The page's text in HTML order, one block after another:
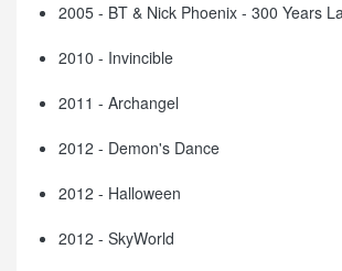
2005 - BT & Nick Phoenix - 300 Years
2010 - Invincible
2011 - Archangel
2012 - Demon's Dance
2012 - Halloween
2012 - SkyWorld